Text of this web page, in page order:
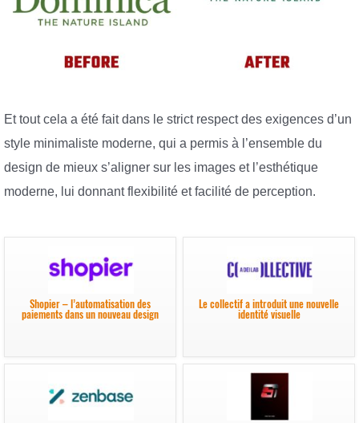
Et tout cela a été fait dans le strict respect des exigences d’un
style minimaliste moderne, qui a permis à l’ensemble du
design de mieux s’aligner sur les images et l’esthétique
moderne, lui donnant flexibilité et facilité de perception.
Shopier – l’automatisation des
paiements dans un nouveau design
Le collectif a introduit une nouvelle
identité visuelle